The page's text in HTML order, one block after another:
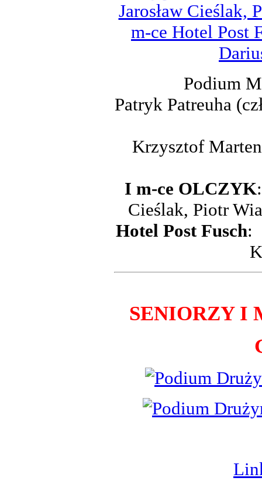
Podium
Patryk Patreuha
Krzysztof
I m-ce OLCZYK
Cieślak, Piotr
Hotel Post Fusch:
SENIORZY I